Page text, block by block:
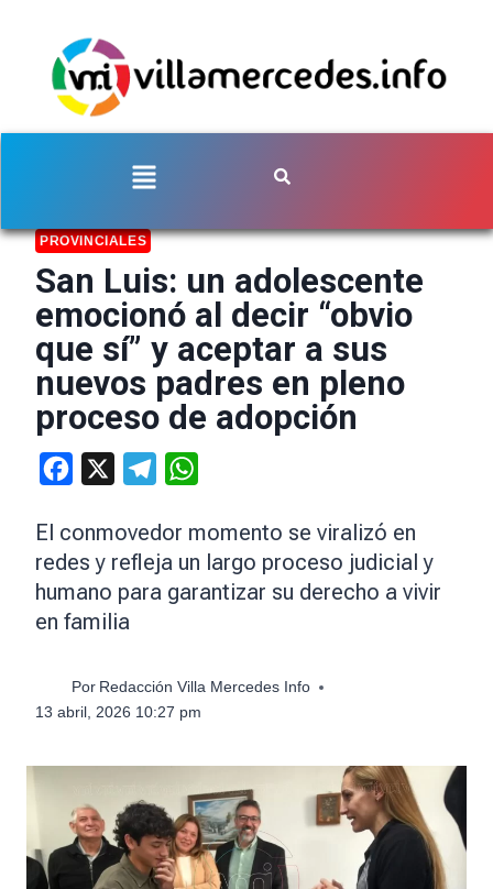
PROVINCIALES
San Luis: un adolescente
emocionó al decir “obvio
que sí” y aceptar a sus
nuevos padres en pleno
proceso de adopción
Facebook Telegram
El conmovedor momento se viralizó en
redes y refleja un largo proceso judicial y
humano para garantizar su derecho a vivir
en familia
Por Redacción Villa Mercedes Info
13 abril, 2026 10:27 pm